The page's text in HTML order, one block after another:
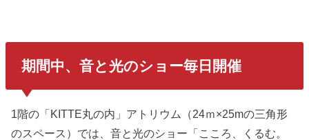
期間中、音と光のショー毎日開催
1階の 「KITTE丸の内」アトリウム（24ｍ×25mの三角形
のスペース）では、音と光のショー「こころ、くるむ。